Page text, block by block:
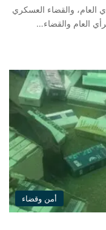
العام، والقضاء العسكري
العام والقضاء…
أمن وقضاء